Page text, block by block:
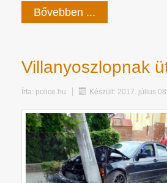
Bővebben ...
Villanyoszlopnak
Írta: police.hu Készült: 2017. július 08.